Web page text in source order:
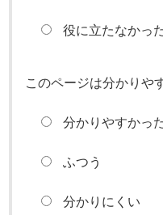
役に立たなかっ
このページは分かりや
分かりやすかっ
ふつう
分かりにくい